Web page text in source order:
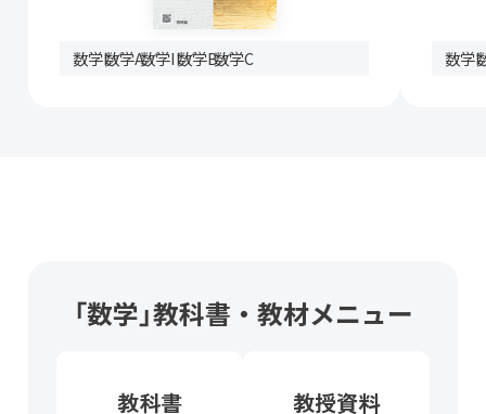
数学I数学A数学II数学B数学C 数学I
「数学」教科書・教材メニュー
教科書 教授資料